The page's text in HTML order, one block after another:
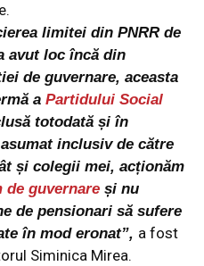
limitei din PNRR de
avut loc încă din
de guvernare, aceasta
a Partidului Social
totodată și în
inclusiv de către
și colegii mei, acționăm
de guvernare și nu
de pensionari să sufere
în mod eronat”, a fost
Siminica Mirea.